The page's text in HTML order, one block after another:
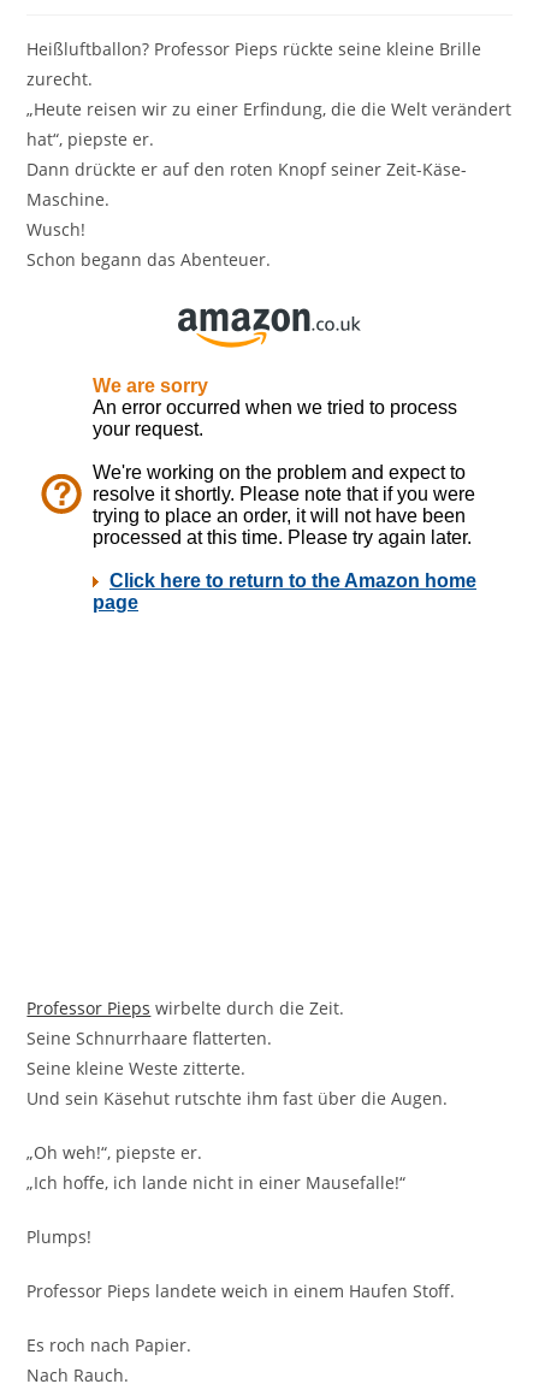
Heißluftballon? Professor Pieps rückte seine kleine Brille
zurecht.
„Heute reisen wir zu einer Erfindung, die die Welt verändert
hat“, piepste er.
Dann drückte er auf den roten Knopf seiner Zeit-Käse-
Maschine.
Wusch!
Schon begann das Abenteuer.
Professor Pieps wirbelte durch die Zeit.
Seine Schnurrhaare flatterten.
Seine kleine Weste zitterte.
Und sein Käsehut rutschte ihm fast über die Augen.
„Oh weh!“, piepste er.
„Ich hoffe, ich lande nicht in einer Mausefalle!“
Plumps!
Professor Pieps landete weich in einem Haufen Stoff.
Es roch nach Papier.
Nach Rauch.